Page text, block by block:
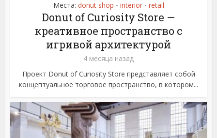
Места: donut shop • interior • retail
Donut of Curiosity Store —
креативное пространство с
игривой архитектурой
4 месяца назад
Проект Donut of Curiosity Store представляет собой
концептуальное торговое пространство, в котором...